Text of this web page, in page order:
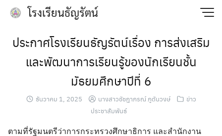
โรงเรียนธัญรัตน์
ประกาศโรงเรียนธัญรัตน์เรื่อง การส่งเสริม
และพัฒนาการเรียนรู้ของนักเรียนชั้น
มัธยมศึกษาปีที่ 6
ธันวาคม 1, 2025 นางสาวชัชฎาภรณ์ ภูตันวงษ์
ข่าว
ประชาสัมพันธ์
ตามที่รัฐมนตรีว่าการกระทรวงศึกษาธิการ และสำนักงาน